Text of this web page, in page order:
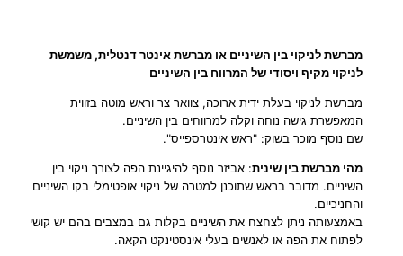
ת
ל
י
י
ב
ן
מברשת לניקוי בין השיניים או מברשת אינטר דנטלית, משמשת
לניקוי מקיף ויסודי של המרווח בין השיניים
מברשת לניקוי בעלת ידית ארוכה, צוואר צר וראש מוטה בזווית
המאפשרת גישה נוחה וקלה למרווחים בין השיניים.
שם נוסף מוכר בשוק: "ראש אינטרספייס".
מהי מברשת בין שינית: אביזר נוסף להיגיינת הפה לצורך ניקוי בין
השיניים. מדובר בראש שתוכנן למטרה של ניקוי אופטימלי בקו השיניים
והחניכיים.
באמצעותה ניתן לצחצח את השיניים בקלות גם במצבים בהם יש קושי
לפתוח את הפה או לאנשים בעלי אינסטינקט הקאה.